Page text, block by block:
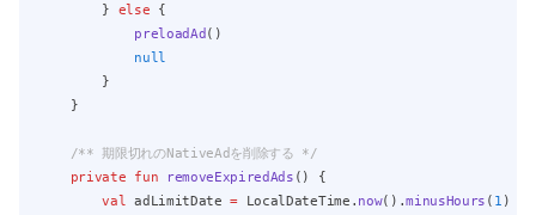
        }
else {
preloadAd ()
null
        }
    }
/** 期限切れのNativeAdを削除する */
private fun removeExpiredAds () {
val adLimitDate = LocalDateTime. now().minusHours ( 1 )